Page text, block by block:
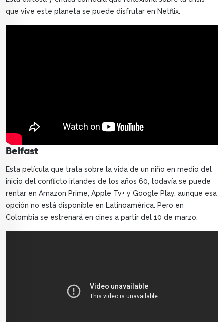
que vive este planeta se puede disfrutar en Netflix.
Belfast
Esta película que trata sobre la vida de un niño en medio del
inicio del conflicto irlandes de los años 60, todavía se puede
rentar en Amazon Prime, Apple Tv+ y Google Play, aunque esa
opción no está disponible en Latinoamérica. Pero en
Colombia se estrenará en cines a partir del 10 de marzo.